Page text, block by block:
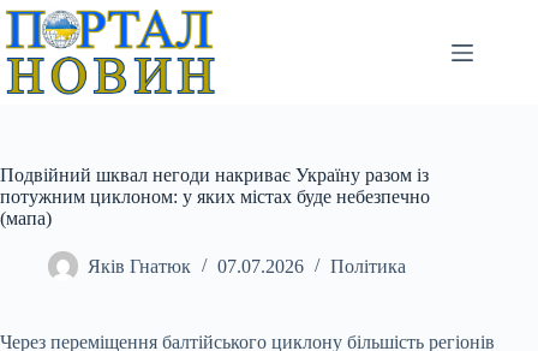
Перейти
вмісту
Подвійний шквал негоди накриває Україну разом із
потужним циклоном: у яких містах буде небезпечно
(мапа)
Яків Гнатюк 07.07.2026 Політика
Через переміщення балтійського циклону більшість регіонів